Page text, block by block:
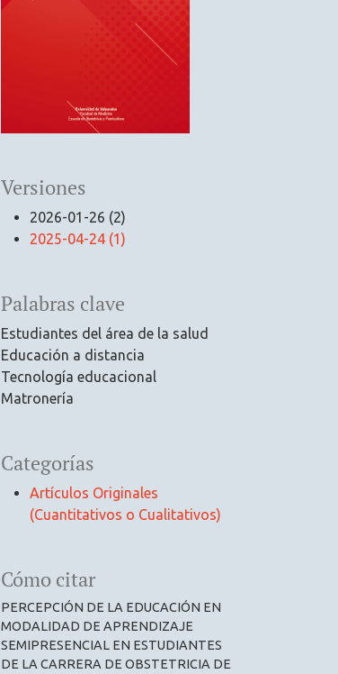
Versiones
2026-01-26 (2)
2025-04-24 (1)
Palabras clave
Estudiantes del área de la salud
Educación a distancia
Tecnología educacional
Matronería
Categorías
Artículos Originales
(Cuantitativos o Cualitativos)
Cómo citar
PERCEPCIÓN DE LA EDUCACIÓN EN
MODALIDAD DE APRENDIZAJE
SEMIPRESENCIAL EN ESTUDIANTES
DE LA CARRERA DE OBSTETRICIA DE